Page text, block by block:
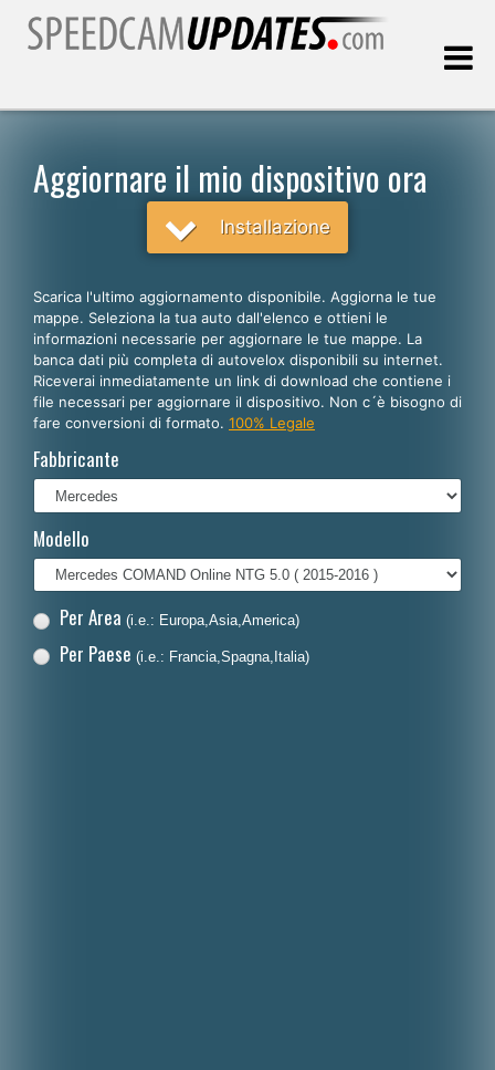
Italiano
English
Español
Deutsch
Polski
Dansk
Aggiornare il mio dispositivo ora
Installazione
Scarica l'ultimo aggiornamento disponibile. Aggiorna le tue
mappe. Seleziona la tua auto dall'elenco e ottieni le
informazioni necessarie per aggiornare le tue mappe. La
banca dati più completa di autovelox disponibili su internet.
Riceverai inmediatamente un link di download che contiene i
file necessari per aggiornare il dispositivo. Non c´è bisogno di
fare conversioni di formato. 100% Legale
Fabbricante
Modello
Per Area (i.e.: Europa,Asia,America)
Per Paese (i.e.: Francia,Spagna,Italia)